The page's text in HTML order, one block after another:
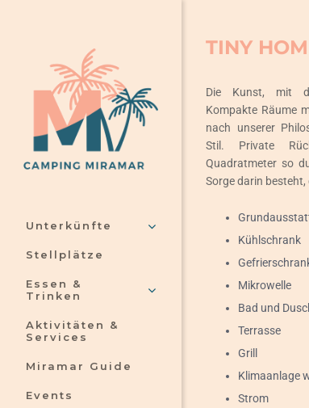
Unterkünfte
Stellplätze
Essen &
Trinken
Aktivitäten &
Services
Miramar Guide
Events
TINY
Die Kunst, mit
Kompakte Räume
nach unserer
Stil. Private
Quadratmeter so
Sorge darin
Kühlschrank
Mikrowelle
Bad und
Terrasse
Grill
Klimaanlage
Strom